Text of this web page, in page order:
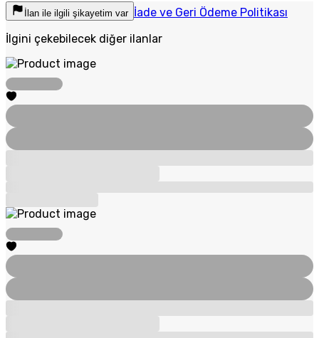
İlan ile ilgili şikayetim var İade ve Geri Ödeme Politikası
İlgini çekebilecek diğer ilanlar